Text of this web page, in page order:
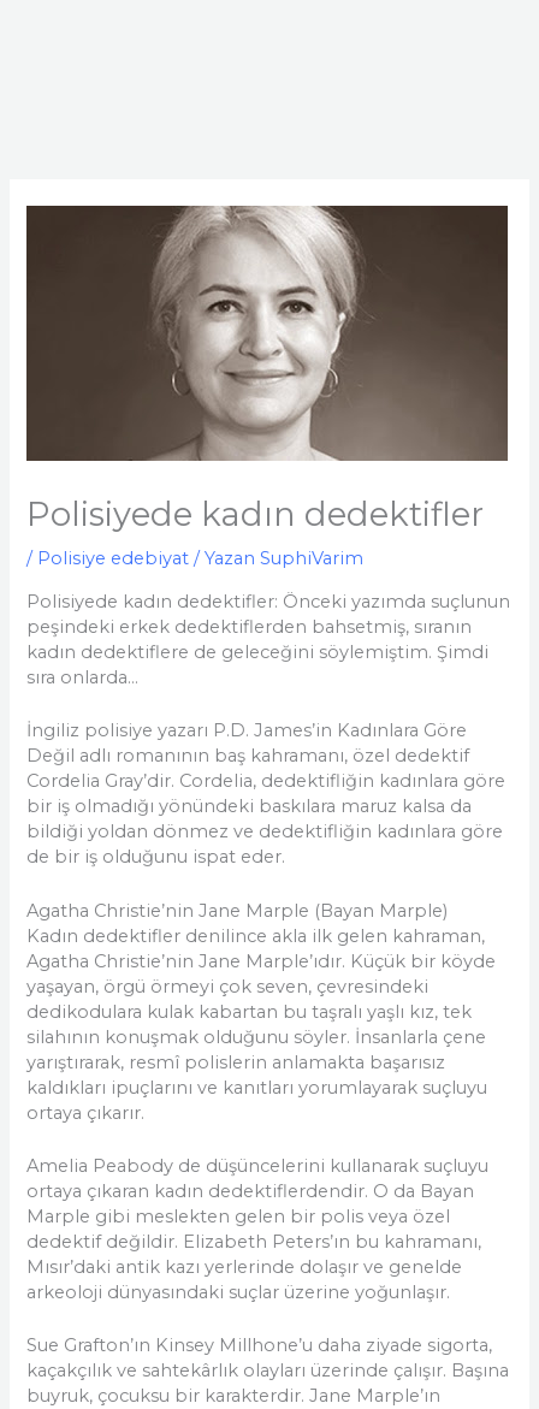
Polisiyede kadın dedektifler
/ Polisiye edebiyat / Yazan SuphiVarim
Polisiyede kadın dedektifler: Önceki yazımda suçlunun
peşindeki erkek dedektiflerden bahsetmiş, sıranın
kadın dedektiflere de geleceğini söylemiştim. Şimdi
sıra onlarda…
İngiliz polisiye yazarı P.D. James’in Kadınlara Göre
Değil adlı romanının baş kahramanı, özel dedektif
Cordelia Gray’dir. Cordelia, dedektifliğin kadınlara göre
bir iş olmadığı yönündeki baskılara maruz kalsa da
bildiği yoldan dönmez ve dedektifliğin kadınlara göre
de bir iş olduğunu ispat eder.
Agatha Christie’nin Jane Marple (Bayan Marple)
Kadın dedektifler denilince akla ilk gelen kahraman,
Agatha Christie’nin Jane Marple’ıdır. Küçük bir köyde
yaşayan, örgü örmeyi çok seven, çevresindeki
dedikodulara kulak kabartan bu taşralı yaşlı kız, tek
silahının konuşmak olduğunu söyler. İnsanlarla çene
yarıştırarak, resmî polislerin anlamakta başarısız
kaldıkları ipuçlarını ve kanıtları yorumlayarak suçluyu
ortaya çıkarır.
Amelia Peabody de düşüncelerini kullanarak suçluyu
ortaya çıkaran kadın dedektiflerdendir. O da Bayan
Marple gibi meslekten gelen bir polis veya özel
dedektif değildir. Elizabeth Peters’ın bu kahramanı,
Mısır’daki antik kazı yerlerinde dolaşır ve genelde
arkeoloji dünyasındaki suçlar üzerine yoğunlaşır.
Sue Grafton’ın Kinsey Millhone’u daha ziyade sigorta,
kaçakçılık ve sahtekârlık olayları üzerinde çalışır. Başına
buyruk, çocuksu bir karakterdir. Jane Marple’ın